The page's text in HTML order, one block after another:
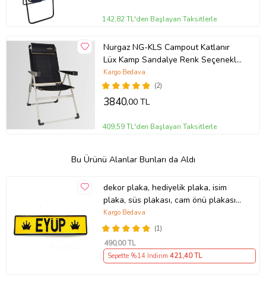
142,82 TL'den Başlayan Taksitlerle
Nurgaz NG-KLS Campout Katlanır
Lüx Kamp Sandalye Renk Seçenekli
(Siyah)
(2)
Kargo Bedava
3840,00 TL
409,59 TL'den Başlayan Taksitlerle
Bu Ürünü Alanlar Bunları da Aldı
dekor plaka, hediyelik plaka, isim
plaka, süs plakası, cam önü plakası,
tırcı plakası (Sarı-Siyah)
(1)
Kargo Bedava
490,00 TL
Sepette %14 İndirim 421,40 TL